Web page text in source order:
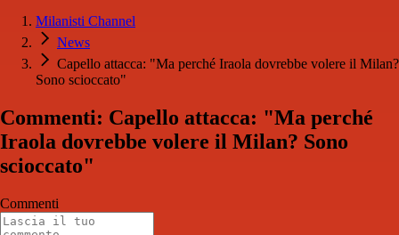
Milanisti Channel
News
Capello attacca: "Ma perché Iraola dovrebbe volere il Milan?
Sono scioccato"
Commenti: Capello attacca: "Ma perché
Iraola dovrebbe volere il Milan? Sono
scioccato"
Commenti